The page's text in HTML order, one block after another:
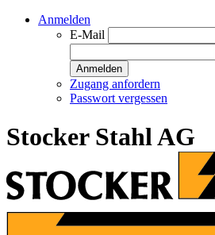
Anmelden
E-Mail
Anmelden
Zugang anfordern
Passwort vergessen
Stocker Stahl AG